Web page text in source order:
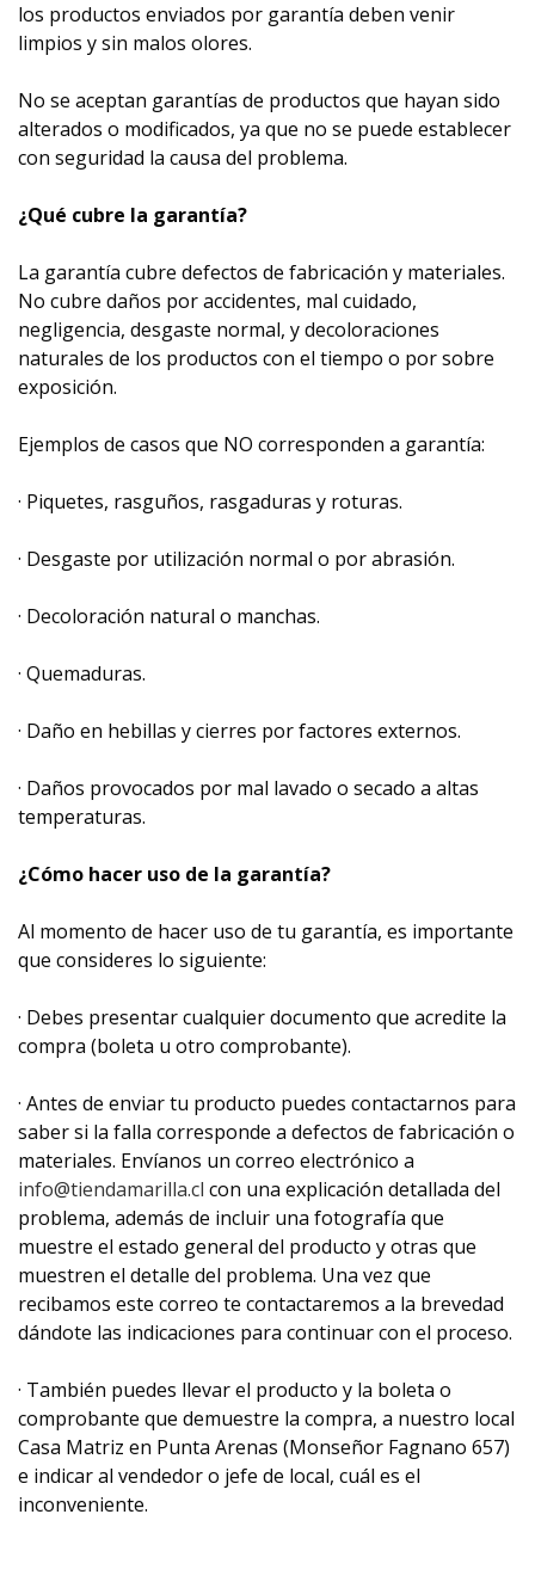
los productos enviados por garantía deben venir
limpios y sin malos olores.
No se aceptan garantías de productos que hayan sido
alterados o modificados, ya que no se puede establecer
con seguridad la causa del problema.
¿Qué cubre la garantía?
La garantía cubre defectos de fabricación y materiales.
No cubre daños por accidentes, mal cuidado,
negligencia, desgaste normal, y decoloraciones
naturales de los productos con el tiempo o por sobre
exposición.
Ejemplos de casos que NO corresponden a garantía:
· Piquetes, rasguños, rasgaduras y roturas.
· Desgaste por utilización normal o por abrasión.
· Decoloración natural o manchas.
· Quemaduras.
· Daño en hebillas y cierres por factores externos.
· Daños provocados por mal lavado o secado a altas
temperaturas.
¿Cómo hacer uso de la garantía?
Al momento de hacer uso de tu garantía, es importante
que consideres lo siguiente:
· Debes presentar cualquier documento que acredite la
compra (boleta u otro comprobante).
· Antes de enviar tu producto puedes contactarnos para
saber si la falla corresponde a defectos de fabricación o
materiales. Envíanos un correo electrónico a
info@tiendamarilla.cl con una explicación detallada del
problema, además de incluir una fotografía que
muestre el estado general del producto y otras que
muestren el detalle del problema. Una vez que
recibamos este correo te contactaremos a la brevedad
dándote las indicaciones para continuar con el proceso.
· También puedes llevar el producto y la boleta o
comprobante que demuestre la compra, a nuestro local
Casa Matriz en Punta Arenas (Monseñor Fagnano 657)
e indicar al vendedor o jefe de local, cuál es el
inconveniente.